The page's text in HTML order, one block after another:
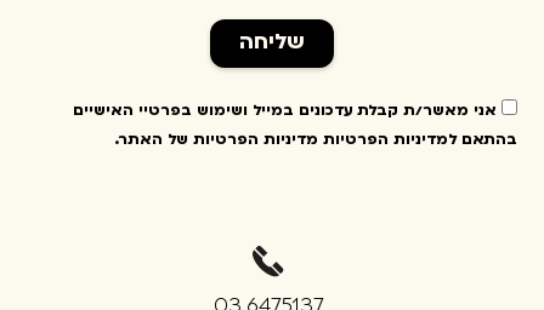
אני מאשר/ת קבלת עדכונים במייל ושימוש בפרטיי האישיים
בהתאם למדיניות הפרטיות מדיניות הפרטיות של האתר.
שליחה